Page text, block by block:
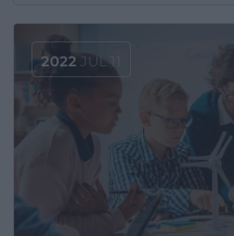
2022 JUL 11